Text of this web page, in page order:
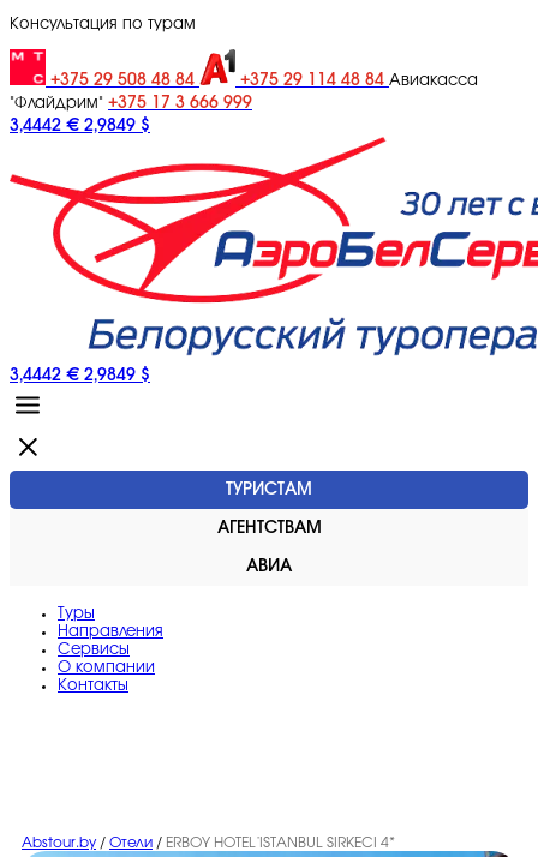
Консультация по турам
+375 29 508 48 84 +375 29 114 48 84 Авиакасса
"Флайдрим" +375 17 3 666 999
3,4442 € 2,9849 $
3,4442 € 2,9849 $
ТУРИСТАМ
АГЕНТСТВАМ
АВИА
Туры
Направления
Сервисы
O компании
Контакты
Abstour.by / Отели / ERBOY HOTEL İSTANBUL SIRKECI 4*